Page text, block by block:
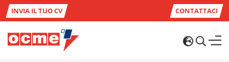
INVIA IL TUO CV CONTATTACI